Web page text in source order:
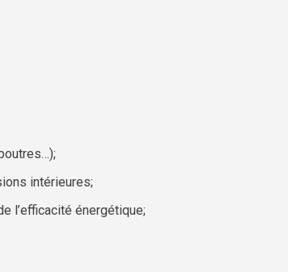
intérieures;
l’efficacité énergétique;